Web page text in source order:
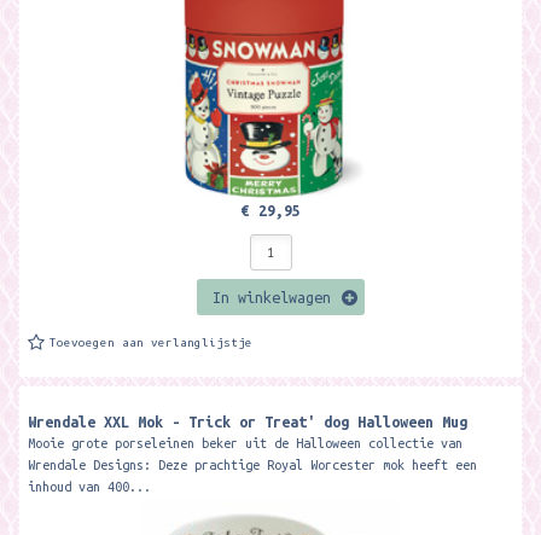
€ 29,95
In winkelwagen
Toevoegen aan verlanglijstje
Wrendale XXL Mok - Trick or Treat' dog Halloween Mug ​
Mooie grote porseleinen beker uit de Halloween collectie van
Wrendale Designs: Deze prachtige Royal Worcester mok heeft een
inhoud van 400...